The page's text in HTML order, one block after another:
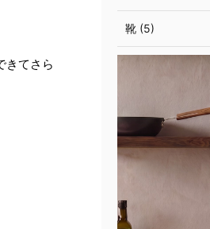
きてさら
靴 (5)